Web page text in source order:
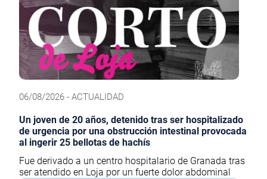
06/08/2026 - ACTUALIDAD
Un joven de 20 años, detenido tras ser hospitalizado
de urgencia por una obstrucción intestinal provocada
al ingerir 25 bellotas de hachís
Fue derivado a un centro hospitalario de Granada tras
ser atendido en Loja por un fuerte dolor abdominal